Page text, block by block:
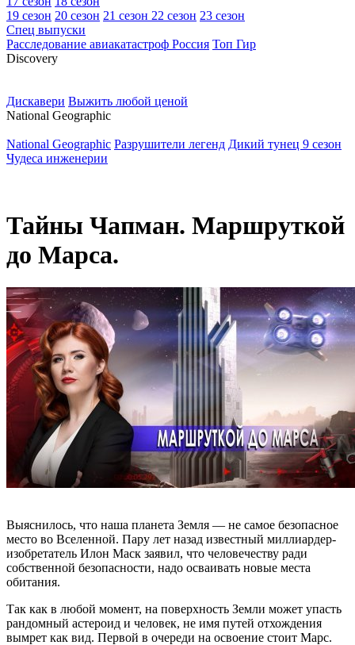
19 сезон 20 сезон 21 сезон 22 сезон 23 сезон
Спец выпуски
Расследование авиакатастроф Россия Топ Гир
Discovery
Дискавери Выжить любой ценой
National Geographic
National Geographic Разрушители легенд Дикий тунец 9 сезон
Чудеса инженерии
Тайны Чапман. Маршруткой
до Марса.
Выяснилось, что наша планета Земля — не самое безопасное
место во Вселенной. Пару лет назад известный миллиардер-
изобретатель Илон Маск заявил, что человечеству ради
собственной безопасности, надо осваивать новые места
обитания.
Так как в любой момент, на поверхность Земли может упасть
рандомный астероид и человек, не имя путей отхождения
вымрет как вид. Первой в очереди на освоение стоит Марс.